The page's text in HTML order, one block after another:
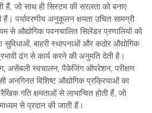
हैं, जो साथ ही सिस्टम की सरलता को बनाए
पर्यावरणीय अनुकूलन क्षमता उचित सामग्री
से औद्योगिक पवनचालित सिलेंडर प्रणालियों को
बाहरी स्थापनाओं और कठोर औद्योगिक
ढंग से कार्य करने की अनुमति देती है।
असेंबली स्वचालन, पैकेजिंग ऑपरेशन, परीक्षण
अनगिनत विशिष्ट औद्योगिक प्रक्रियाओं का
गति क्षमताओं से लाभान्वित होती हैं, जो
से प्रदान की जाती हैं।